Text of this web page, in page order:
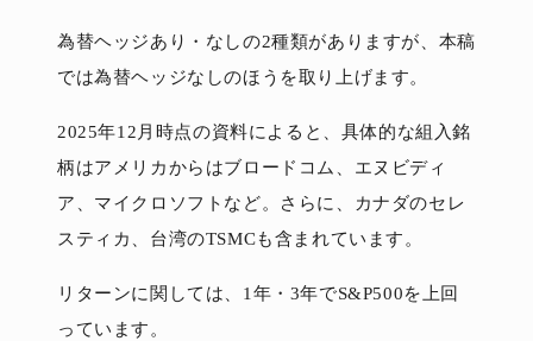
為替ヘッジあり・なしの2種類がありますが、本稿
では為替ヘッジなしのほうを取り上げます。
2025年12月時点の資料によると、具体的な組入銘
柄はアメリカからはブロードコム、エヌビディ
ア、マイクロソフトなど。さらに、カナダのセレ
スティカ、台湾のTSMCも含まれています。
リターンに関しては、1年・3年でS&P500を上回
っています。